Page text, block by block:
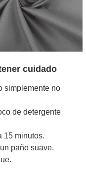
cuidado
simplemente no
de detergente
15 minutos.
paño suave.